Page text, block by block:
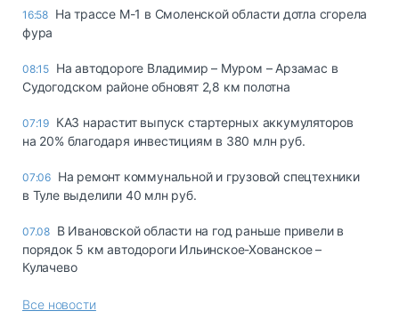
16:58 На трассе М-1 в Смоленской области дотла сгорела
фура
08:15 На автодороге Владимир – Муром – Арзамас в
Судогодском районе обновят 2,8 км полотна
07:19 КАЗ нарастит выпуск стартерных аккумуляторов
на 20% благодаря инвестициям в 380 млн руб.
07:06 На ремонт коммунальной и грузовой спецтехники
в Туле выделили 40 млн руб.
07.08 В Ивановской области на год раньше привели в
порядок 5 км автодороги Ильинское-Хованское –
Кулачево
Все новости